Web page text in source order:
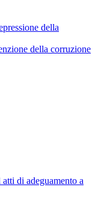
della
della corruzione
di adeguamento a